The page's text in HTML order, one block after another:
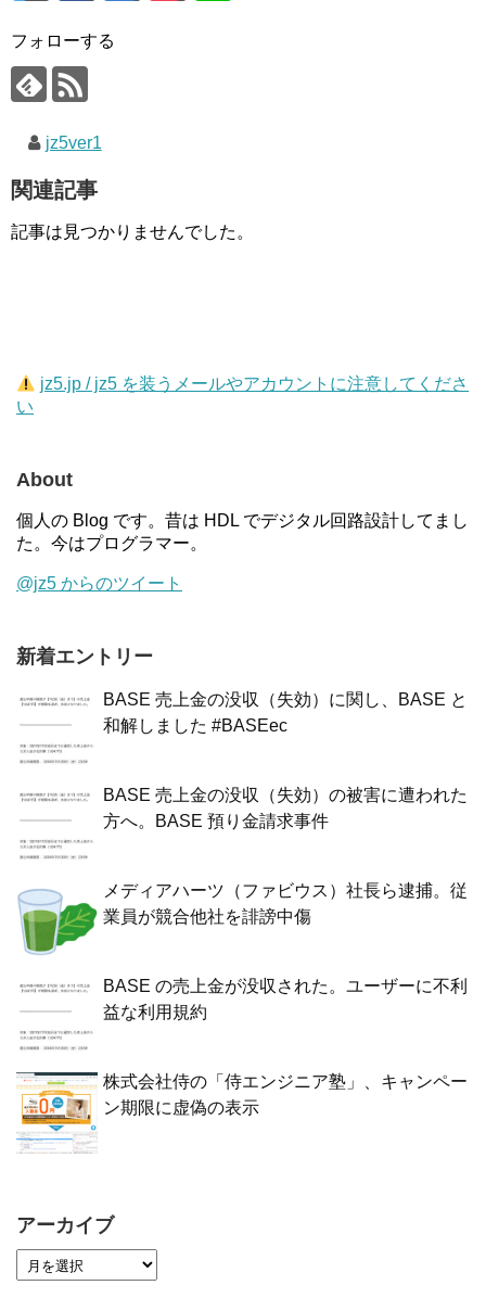
フォローする
jz5ver1
関連記事
記事は見つかりませんでした。
jz5.jp / jz5 を装うメールやアカウントに注意してくださ
い
About
個人の Blog です。昔は HDL でデジタル回路設計してまし
た。今はプログラマー。
@jz5 からのツイート
新着エントリー
BASE 売上金の没収（失効）に関し、BASE と
和解しました #BASEec
BASE 売上金の没収（失効）の被害に遭われた
方へ。BASE 預り金請求事件
メディアハーツ（ファビウス）社長ら逮捕。従
業員が競合他社を誹謗中傷
BASE の売上金が没収された。ユーザーに不利
益な利用規約
株式会社侍の「侍エンジニア塾」、キャンペー
ン期限に虚偽の表示
アーカイブ